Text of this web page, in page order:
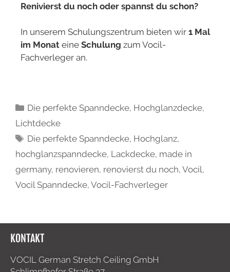
Renivierst du noch oder spannst du schon?
In unserem Schulungszentrum bieten wir 1 Mal
im Monat eine Schulung zum Vocil-
Fachverleger an.
Die perfekte Spanndecke, Hochglanzdecke,
Lichtdecke
Die perfekte Spanndecke, Hochglanz,
hochglanzspanndecke, Lackdecke, made in
germany, renovieren, renovierst du noch, Vocil,
Vocil Spanndecke, Vocil-Fachverleger
KONTAKT
VOCIL German Stretch Ceiling GmbH